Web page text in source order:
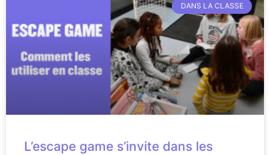
DANS LA CLASSE
L’escape game s’invite dans les